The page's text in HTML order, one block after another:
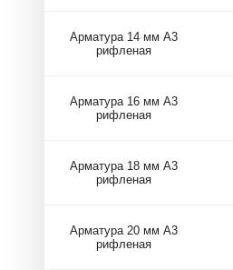
Арматура 14 мм А3
рифленая
Арматура 16 мм А3
рифленая
Арматура 18 мм А3
рифленая
Арматура 20 мм А3
рифленая